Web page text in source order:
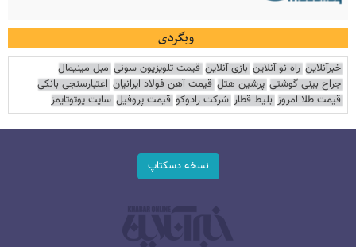
وبگردی
خبرآنلاین راه نو آنلاین بازی آنلاین قیمت تلویزیون سونی مبل مینیمال
جراح بینی گوشتی پرشین هتل قیمت آهن فولاد ایرانیان اعتبارسنجی بانکی
قیمت طلا امروز بلیط قطار شرکت رادوکو قیمت پروفیل سایت یوتوتایمز
نسخه دسکتاپ